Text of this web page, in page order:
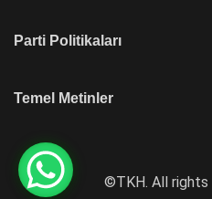
Parti Politikaları
Temel Metinler
©TKH. All rights